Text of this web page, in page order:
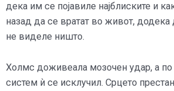
дека им се појавиле најблиските и
назад да се вратат во живот, додека
не виделе ништо.
Холмс доживеала мозочен удар, а по
систем ѝ се исклучил. Срцето